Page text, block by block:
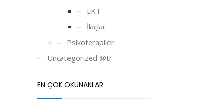
EKT
İlaçlar
Psikoterapiler
Uncategorized @tr
EN ÇOK OKUNANLAR